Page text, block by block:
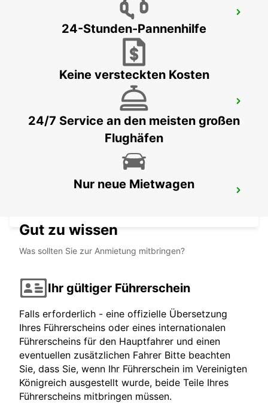
SALEN - SWEDEN
SCANDINAVIAN MOUNTAINS
SALEN - SWEDEN
24-Stunden-Pannenhilfe
Keine versteckten Kosten
24/7 Service an den meisten großen
Flughäfen
Nur neue Mietwagen
Gut zu wissen
Was sollten Sie zur Anmietung mitbringen?
Ihr gültiger Führerschein
Falls erforderlich - eine offizielle Übersetzung
Ihres Führerscheins oder eines internationalen
Führerscheins für den Hauptfahrer und einen
eventuellen zusätzlichen Fahrer Bitte beachten
Sie, dass Sie, wenn Ihr Führerschein im Vereinigten
Königreich ausgestellt wurde, beide Teile Ihres
Führerscheins mitbringen müssen.